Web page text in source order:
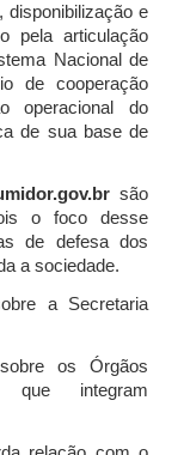
disponibilização e
pela articulação
Nacional de
de cooperação
operacional do
de sua base de
são
o foco desse
de defesa dos
a sociedade.
a Secretaria
os Órgãos
que integram